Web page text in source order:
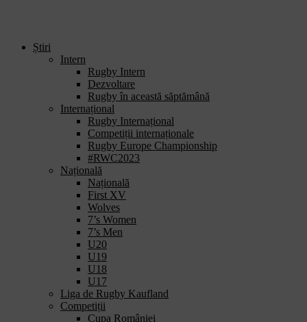
Știri
Intern
Rugby Intern
Dezvoltare
Rugby în această săptămână
Internațional
Rugby Internațional
Competiții internaționale
Rugby Europe Championship
#RWC2023
Națională
Națională
First XV
Wolves
7’s Women
7’s Men
U20
U19
U18
U17
Liga de Rugby Kaufland
Competiții
Cupa României